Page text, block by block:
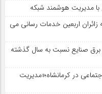
مدیریت هوشمند شبکه
زائران اربعین خدمات رسانی می
صنایع نسبت به سال گذشته
در کرمانشاه؛«مدیریت